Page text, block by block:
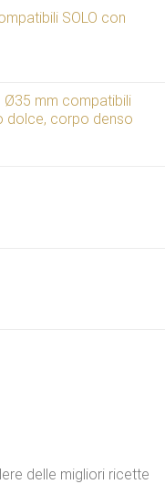
SOLO con
Ø35 mm compatibili
dolce, corpo denso
delle migliori ricette